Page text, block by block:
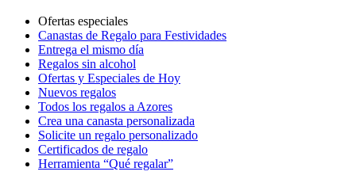
Ofertas especiales
Canastas de Regalo para Festividades
Entrega el mismo día
Regalos sin alcohol
Ofertas y Especiales de Hoy
Nuevos regalos
Todos los regalos a Azores
Crea una canasta personalizada
Solicite un regalo personalizado
Certificados de regalo
Herramienta “Qué regalar”